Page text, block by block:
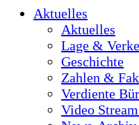
Aktuelles
Aktuelles
Lage &
Geschichte
Zahlen &
Verdiente
Video